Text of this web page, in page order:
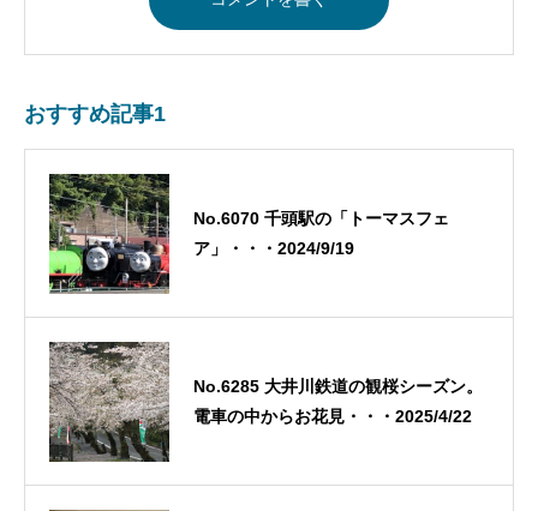
おすすめ記事1
No.6070 千頭駅の「トーマスフェ
ア」・・・2024/9/19
No.6285 大井川鉄道の観桜シーズン。
電車の中からお花見・・・2025/4/22